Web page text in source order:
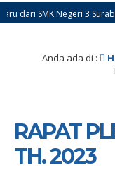
Negeri 3 Surabaya
Anda ada di :
RAPAT
TH. 2023